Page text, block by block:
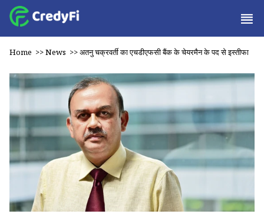
Home >>News >>अतनु चक्रवर्ती का एचडीएफसी बैंक के चेयरमैन के पद से इस्तीफा